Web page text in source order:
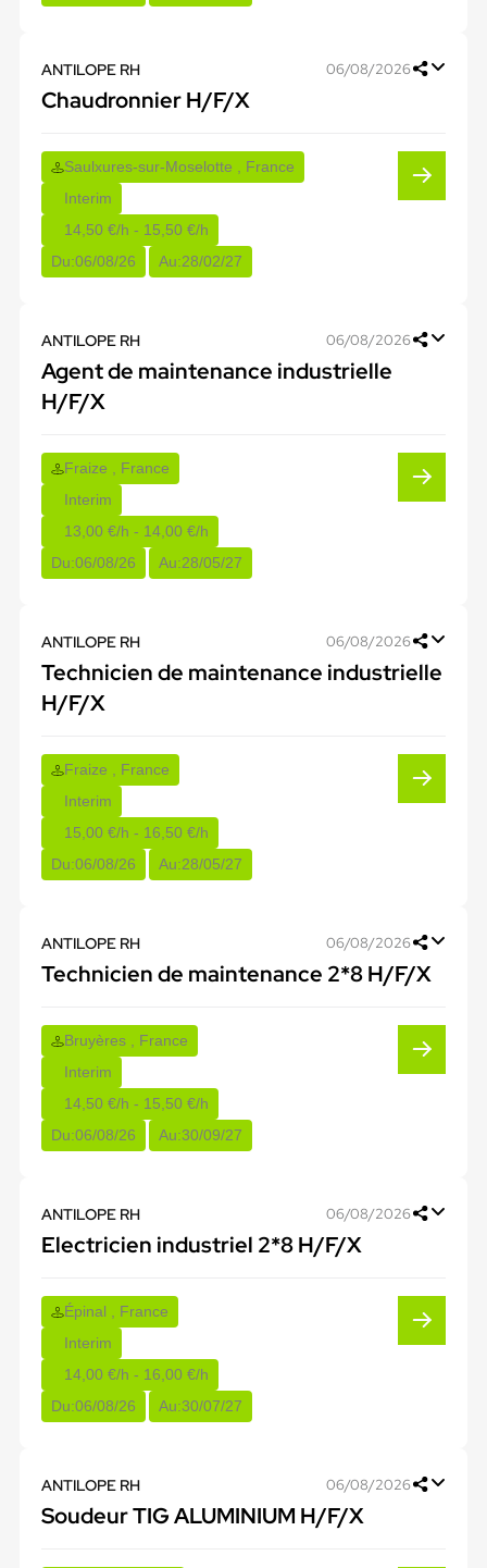
ANTILOPE RH 06/08/2026
Chaudronnier H/F/X
Saulxures-sur-Moselotte , France
Interim
14,50 €/h - 15,50 €/h
Du:06/08/26 Au:28/02/27
ANTILOPE RH 06/08/2026
Agent de maintenance industrielle
H/F/X
Fraize , France
Interim
13,00 €/h - 14,00 €/h
Du:06/08/26 Au:28/05/27
ANTILOPE RH 06/08/2026
Technicien de maintenance industrielle
H/F/X
Fraize , France
Interim
15,00 €/h - 16,50 €/h
Du:06/08/26 Au:28/05/27
ANTILOPE RH 06/08/2026
Technicien de maintenance 2*8 H/F/X
Bruyères , France
Interim
14,50 €/h - 15,50 €/h
Du:06/08/26 Au:30/09/27
ANTILOPE RH 06/08/2026
Electricien industriel 2*8 H/F/X
Épinal , France
Interim
14,00 €/h - 16,00 €/h
Du:06/08/26 Au:30/07/27
ANTILOPE RH 06/08/2026
Soudeur TIG ALUMINIUM H/F/X